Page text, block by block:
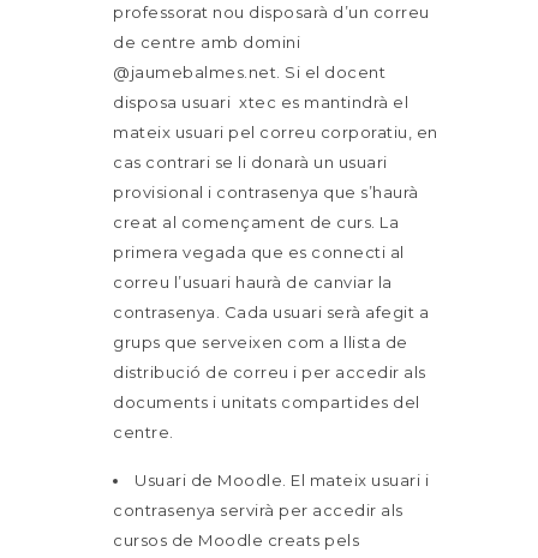
professorat nou disposarà d’un correu
de centre amb domini
@jaumebalmes.net. Si el docent
disposa usuari xtec es mantindrà el
mateix usuari pel correu corporatiu, en
cas contrari se li donarà un usuari
provisional i contrasenya que s’haurà
creat al començament de curs. La
primera vegada que es connecti al
correu l’usuari haurà de canviar la
contrasenya. Cada usuari serà afegit a
grups que serveixen com a llista de
distribució de correu i per accedir als
documents i unitats compartides del
centre.
Usuari de Moodle. El mateix usuari i
contrasenya servirà per accedir als
cursos de Moodle creats pels